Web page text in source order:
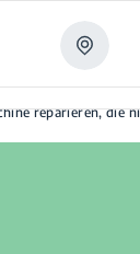
reparieren, die